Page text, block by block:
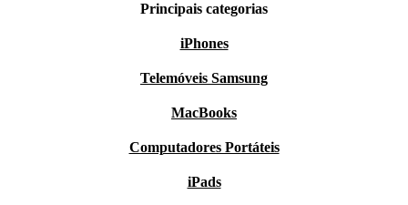
Principais categorias
iPhones
Telemóveis Samsung
MacBooks
Computadores Portáteis
iPads